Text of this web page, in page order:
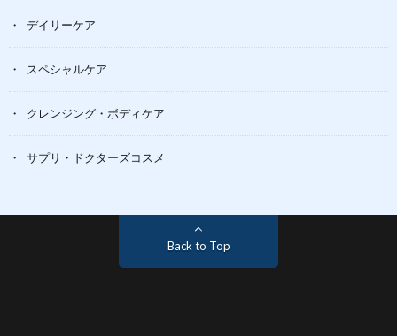
デイリーケア
スペシャルケア
クレンジング・ボディケア
サプリ・ドクターズコスメ
Back to Top